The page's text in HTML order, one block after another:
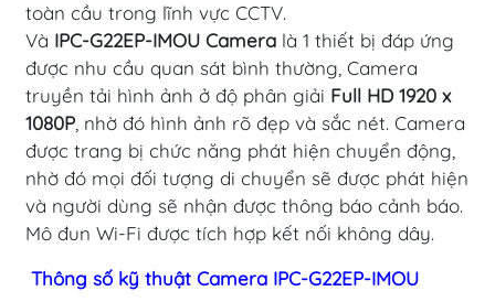
toàn cầu trong lĩnh vực CCTV.
Và IPC-G22EP-IMOU Camera là 1 thiết bị đáp ứng
được nhu cầu quan sát bình thường, Camera
truyền tải hình ảnh ở độ phân giải Full HD 1920 x
1080P , nhờ đó hình ảnh rõ đẹp và sắc nét. Camera
được trang bị chức năng phát hiện chuyển động,
nhờ đó mọi đối tượng di chuyển sẽ được phát hiện
và người dùng sẽ nhận được thông báo cảnh báo.
Mô đun Wi-Fi được tích hợp kết nối không dây.
Thông số kỹ thuật Camera IPC-G22EP-IMOU